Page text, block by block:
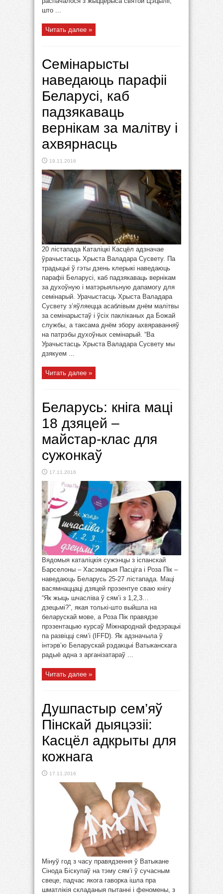
што ...
Читать далее »
Семінарысты
наведаюць парафіі
Беларусі, каб
падзякаваць
вернікам за малітву і
ахвярнасць
19.11.2016
20 лістапада Каталіцкі Касцёл адзначае
ўрачыстасць Хрыста Валадара Сусвету. Па
традыцыі ў гэты дзень клерыкі наведаюць
парафіі Беларусі, каб падзякаваць вернікам
за духоўную і матэрыяльную дапамогу для
семінарый. Урачыстасць Хрыста Валадара
Сусвету з’яўляецца асаблівым днём малітвы
за семінарыстаў і ўсіх пакліканых да Божай
службы, а таксама днём збору ахвяраванняў
на патрэбы духоўных семінарый. “Ва
Урачыстасць Хрыста Валадара Сусвету мы
дзякуем ...
Читать далее »
Беларусь: кніга маці
18 дзяцей –
майстар-клас для
сужонкаў
17.11.2016
Вядомыя каталіцкія сужэнцы з іспанскай
Барселоны – Хасэмарыя Пасціга і Роза Пік –
наведаюць Беларусь 25-27 лістапада. Маці
васямнаццаці дзяцей прэзентуе сваю кнігу
“Як жыць шчасліва ў сям’і з 1,2,3…
дзецьмі?”, якая толькі-што выйшла на
беларускай мове, а Роза Пік правядзе
прэзентацыю курсаў Міжнароднай федэрацыі
па развіцці сям’і (IFFD). Як адзначыла ў
інтэрв’ю Беларускай рэдакцыі Ватыканскага
радыё адна з арганізатараў ...
Читать далее »
Душпастыр сем’яў
Пінскай дыяцэзіі:
Касцёл адкрыты для
кожнага
17.11.2016
Мінуў год з часу правядзення ў Ватыкане
Сінода Біскупаў на тэму сям’і ў сучасным
свеце, падчас якога гаворка ішла пра
шматлікія складаныя пытанні і феномены, з